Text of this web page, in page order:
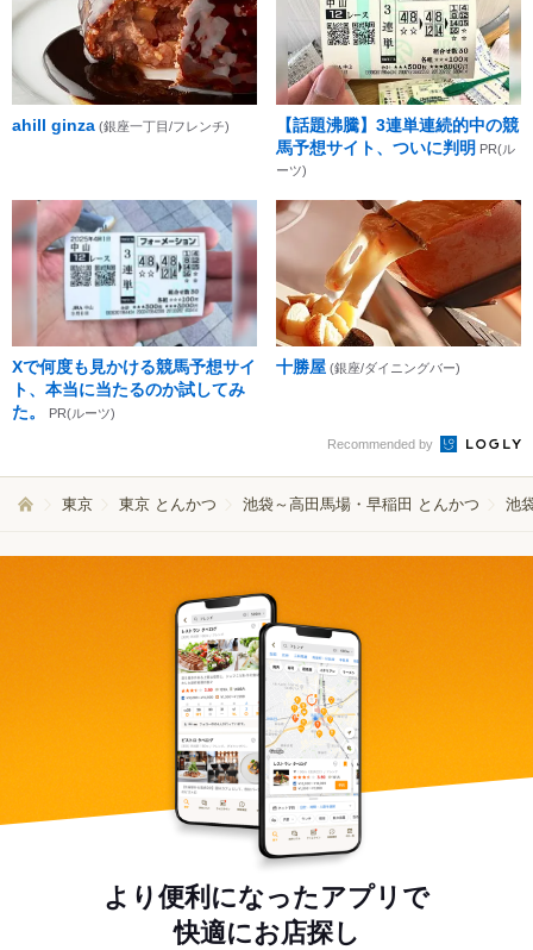
ahill ginza (銀座一丁目/フレンチ)
【話題沸騰】3連単連続的中の競
馬予想サイト、ついに判明 PR(ル
ーツ)
Xで何度も見かける競馬予想サイ
ト、本当に当たるのか試してみ
た。
PR(ルーツ)
十勝屋 (銀座/ダイニングバー)
Recommended by
東京 東京 とんかつ 池袋～高田馬場・早稲田 とんかつ 池
より便利になったアプリで
快適にお店探し